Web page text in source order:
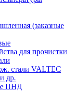
(заказные
для прочистки
стали VALTEC
др.
ПНД